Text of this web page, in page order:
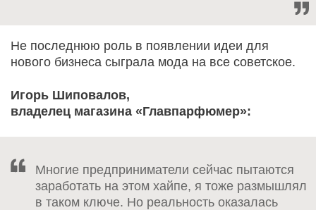
Не последнюю роль в появлении идеи для
нового бизнеса сыграла мода на все советское.
Игорь Шиповалов,
владелец магазина «Главпарфюмер»:
Многие предприниматели сейчас пытаются
заработать на этом хайпе, я тоже размышлял
в таком ключе. Но реальность оказалась